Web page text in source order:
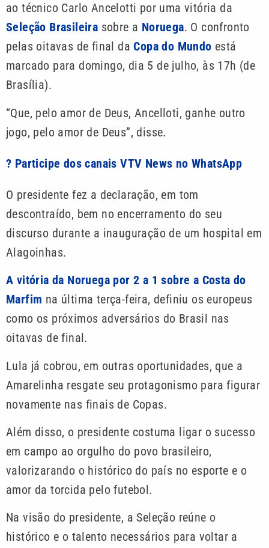
ao técnico Carlo Ancelotti por uma vitória da
Seleção Brasileira sobre a Noruega. O confronto
pelas oitavas de final daCopa do Mundo está
marcado para domingo, dia 5 de julho, às 17h (de
Brasília).
“Que, pelo amor de Deus, Ancelloti, ganhe outro
jogo, pelo amor de Deus”, disse.
? Participe dos canais VTV News no WhatsApp
O presidente fez a declaração, em tom
descontraído, bem no encerramento do seu
discurso durante a inauguração de um hospital em
Alagoinhas.
A vitória da Noruega por 2 a 1 sobre a Costa do
Marfim na última terça-feira, definiu os europeus
como os próximos adversários do Brasil nas
oitavas de final.
Lula já cobrou, em outras oportunidades, que a
Amarelinha resgate seu protagonismo para figurar
novamente nas finais de Copas.
Além disso, o presidente costuma ligar o sucesso
em campo ao orgulho do povo brasileiro,
valorizarando o histórico do país no esporte e o
amor da torcida pelo futebol.
Na visão do presidente, a Seleção reúne o
histórico e o talento necessários para voltar a